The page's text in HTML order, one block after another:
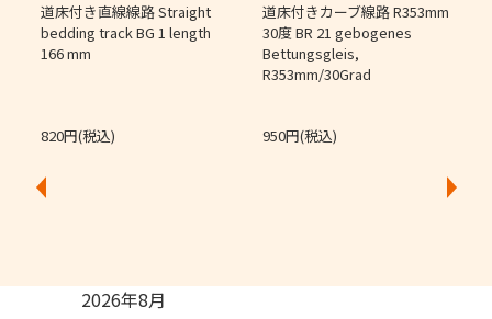
道床付き直線線路 Straight
bedding track BG 1 length
166 mm
820円(税込)
道床付きカーブ線路 R353mm
30度 BR 21 gebogenes
Bettungsgleis,
R353mm/30Grad
950円(税込)
2026年8月